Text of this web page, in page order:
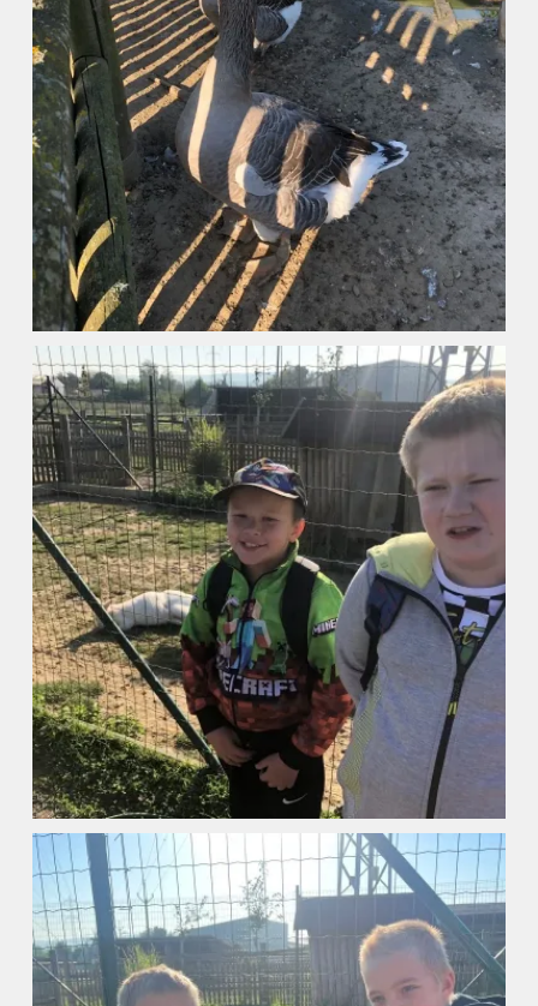
ZŠ a MŠ při nemocnici
Školní družina
Fotogalerie
Kalendář akcí
Aktuality
Kontakty